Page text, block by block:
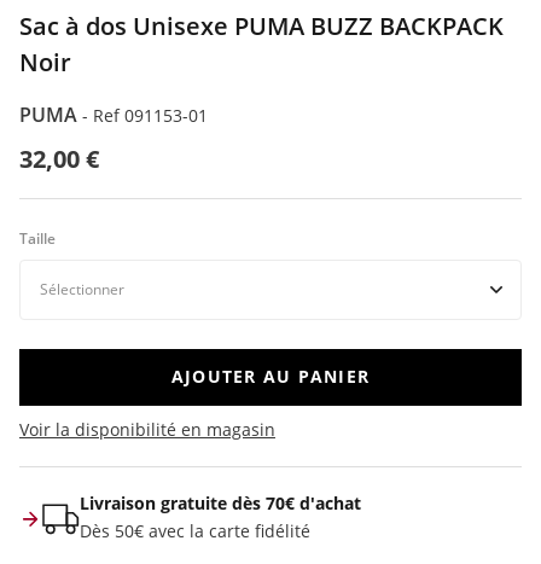
Sac à dos Unisexe PUMA BUZZ BACKPACK
Noir
PUMA - Ref 091153-01
32,00 €
Taille
AJOUTER AU PANIER
Voir la disponibilité en magasin
Livraison gratuite dès 70€ d'achat
Dès 50€ avec la carte fidélité